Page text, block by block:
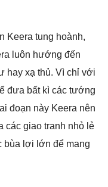
Keera tung hoành,
luôn hướng đến
hay xạ thủ. Vì chỉ với
đưa bất kì các tướng
đoạn này Keera nên
các giao tranh nhỏ lẻ
bùa lợi lớn để mang